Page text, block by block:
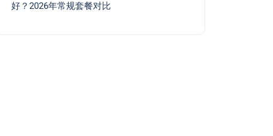
好？2026年常规套餐对比